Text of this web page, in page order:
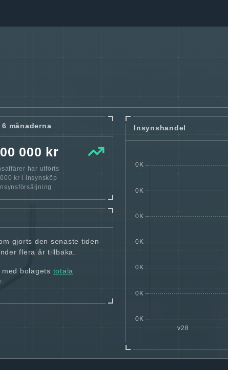
månaderna
000 kr
har utförts
kr i insynsköp
gjorts den senaste tiden
flera år tillbaka.
bolagets totala
Insynshandel